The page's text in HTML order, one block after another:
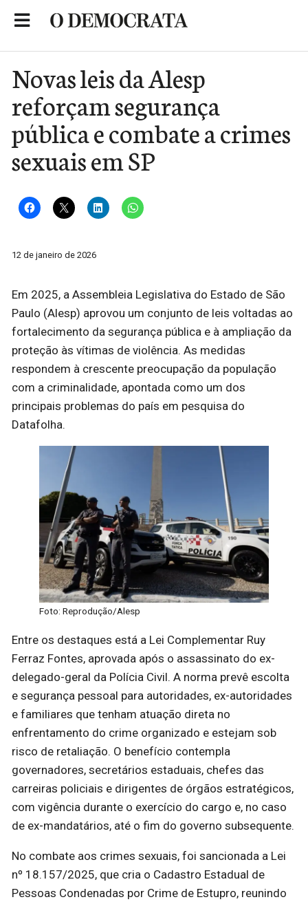
Novas leis da Alesp
reforçam segurança
pública e combate a crimes
sexuais em SP
12 de janeiro de 2026
Em 2025, a Assembleia Legislativa do Estado de São
Paulo (Alesp) aprovou um conjunto de leis voltadas ao
fortalecimento da segurança pública e à ampliação da
proteção às vítimas de violência. As medidas
respondem à crescente preocupação da população
com a criminalidade, apontada como um dos
principais problemas do país em pesquisa do
Datafolha.
Foto: Reprodução/Alesp
Entre os destaques está a Lei Complementar Ruy
Ferraz Fontes, aprovada após o assassinato do ex-
delegado-geral da Polícia Civil. A norma prevê escolta
e segurança pessoal para autoridades, ex-autoridades
e familiares que tenham atuação direta no
enfrentamento do crime organizado e estejam sob
risco de retaliação. O benefício contempla
governadores, secretários estaduais, chefes das
carreiras policiais e dirigentes de órgãos estratégicos,
com vigência durante o exercício do cargo e, no caso
de ex-mandatários, até o fim do governo subsequente.
No combate aos crimes sexuais, foi sancionada a Lei
nº 18.157/2025, que cria o Cadastro Estadual de
Pessoas Condenadas por Crime de Estupro, reunindo